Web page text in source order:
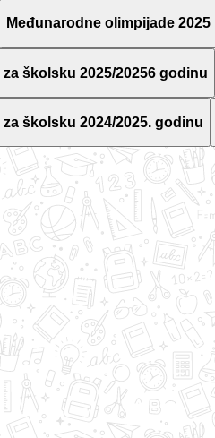
Međunarodne olimpijade 2025
školsku 2025/20256 godinu
školsku 2024/2025. godinu